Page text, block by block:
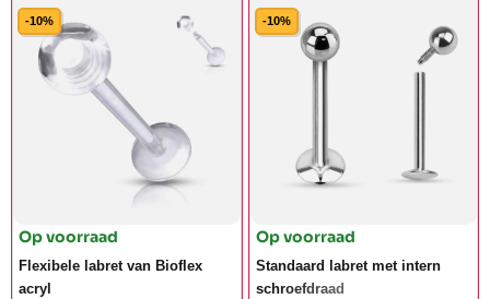
-10%
Op voorraad
Flexibele labret van Bioflex
acryl
-10%
Op voorraad
Standaard labret met intern
schroefdraad